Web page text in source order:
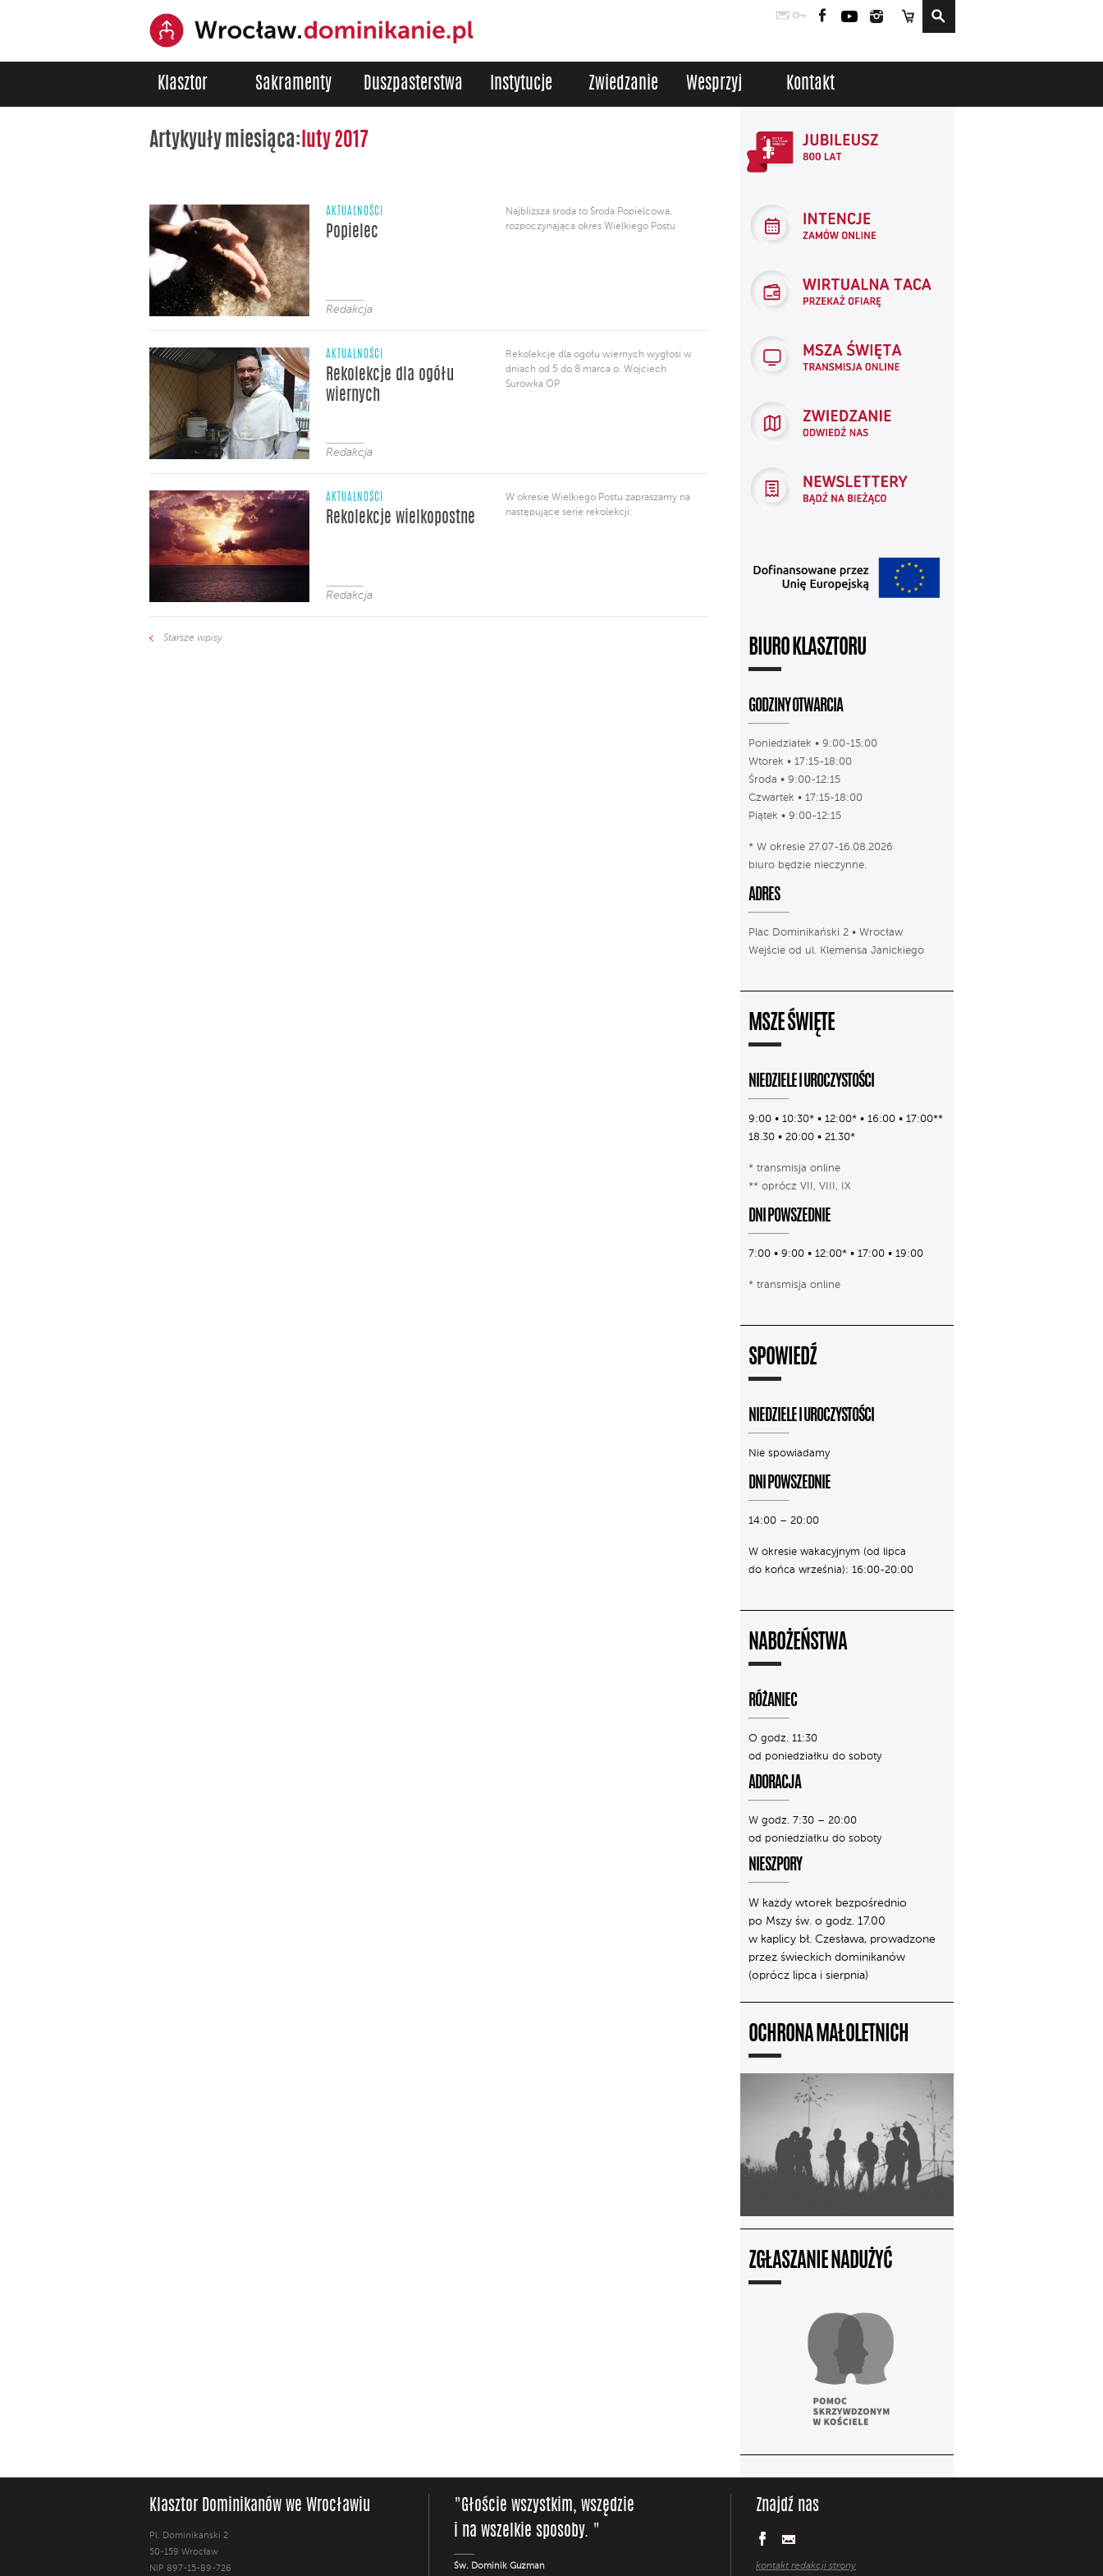
PocztaLogowanie
FacebookYouTubeInstagram
Sklep
Klasztor Sakramenty Duszpasterstwa Instytucje Zwiedzanie Wesprzyj Kontakt
Artykyuły miesiąca: luty 2017
AKTUALNOŚCI
Popielec
Redakcja
Najbliższa środa to Środa Popielcowa,
rozpoczynająca okres Wielkiego Postu
AKTUALNOŚCI
Rekolekcje dla ogółu
wiernych
Redakcja
Rekolekcje dla ogółu wiernych wygłosi w
dniach od 5 do 8 marca o. Wojciech
Surówka OP
AKTUALNOŚCI
Rekolekcje wielkopostne
Redakcja
W okresie Wielkiego Postu zapraszamy na
następujące serie rekolekcji:
Starsze wpisy
BIURO KLASZTORU
GODZINY OTWARCIA
Poniedziałek • 9:00-15:00
Wtorek • 17:15-18:00
Środa • 9:00-12:15
Czwartek • 17:15-18:00
Piątek • 9:00-12:15
* W okresie 27.07-16.08.2026
biuro będzie nieczynne.
ADRES
Plac Dominikański 2 • Wrocław
Wejście od ul. Klemensa Janickiego
MSZE ŚWIĘTE
NIEDZIELE I UROCZYSTOŚCI
9:00 • 10:30* • 12:00* • 16:00 • 17:00**
18.30 • 20:00 • 21.30*
* transmisja online
** oprócz VII, VIII, IX
DNI POWSZEDNIE
7:00 • 9:00 • 12:00* • 17:00 • 19:00
* transmisja online
SPOWIEDŹ
NIEDZIELE I UROCZYSTOŚCI
Nie spowiadamy
DNI POWSZEDNIE
14:00 – 20:00
W okresie wakacyjnym (od lipca
do końca września): 16:00-20:00
NABOŻEŃSTWA
RÓŻANIEC
O godz. 11:30
od poniedziałku do soboty
ADORACJA
W godz. 7:30 – 20:00
od poniedziałku do soboty
NIESZPORY
W każdy wtorek bezpośrednio
po Mszy św. o godz. 17.00
w kaplicy bł. Czesława, prowadzone
przez świeckich dominikanów
(oprócz lipca i sierpnia)
OCHRONA MAŁOLETNICH
ZGŁASZANIE NADUŻYĆ
Klasztor Dominikanów we Wrocławiu
Pl. Dominikański 2
50-159 Wrocław
NIP 897-15-89-726
"Głoście wszystkim, wszędzie
i na wszelkie sposoby. "
Św. Dominik Guzman
Znajdź nas
kontakt redakcji strony